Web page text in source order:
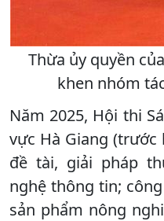
Thừa ủy quyền
khen nhóm
Năm 2025, Hội thi
vực Hà Giang
đề tài, giải pháp
nghệ thông tin;
sản phẩm nông